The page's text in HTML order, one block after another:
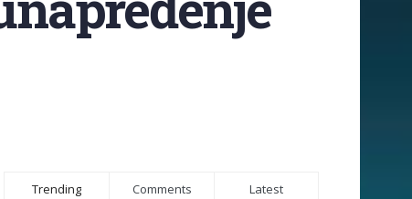
Trending Comments Latest